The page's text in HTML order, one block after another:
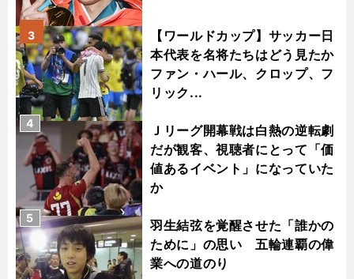
【ワールドカップ】サッカー日
本代表を名将たちはどう見たか
ファン・ハール、クロップ、フ
リック...
3
Ｊリーグ開幕戦は白熱の逆転劇
だが観客、視聴者にとって「価
値あるイベント」になっていた
か
4
羽生結弦を覚醒させた「誰かの
ために」の思い 五輪連覇の偉
業への道のり
5